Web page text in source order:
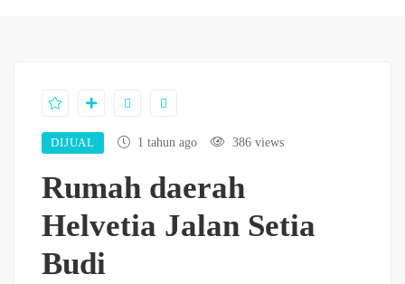
DIJUAL 1 tahun ago 386 views
Rumah daerah
Helvetia Jalan Setia
Budi